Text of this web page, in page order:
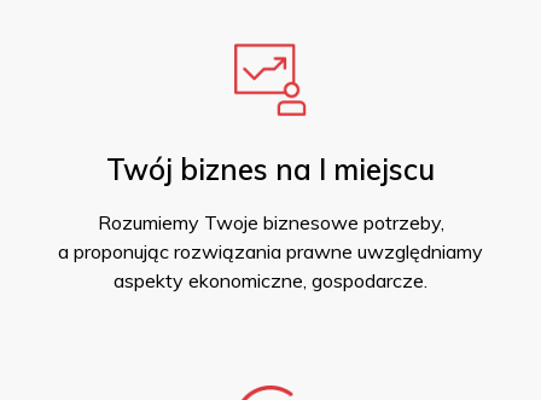
Twój biznes na I miejscu
Rozumiemy Twoje biznesowe potrzeby,
a proponując rozwiązania prawne uwzględniamy
aspekty ekonomiczne, gospodarcze.